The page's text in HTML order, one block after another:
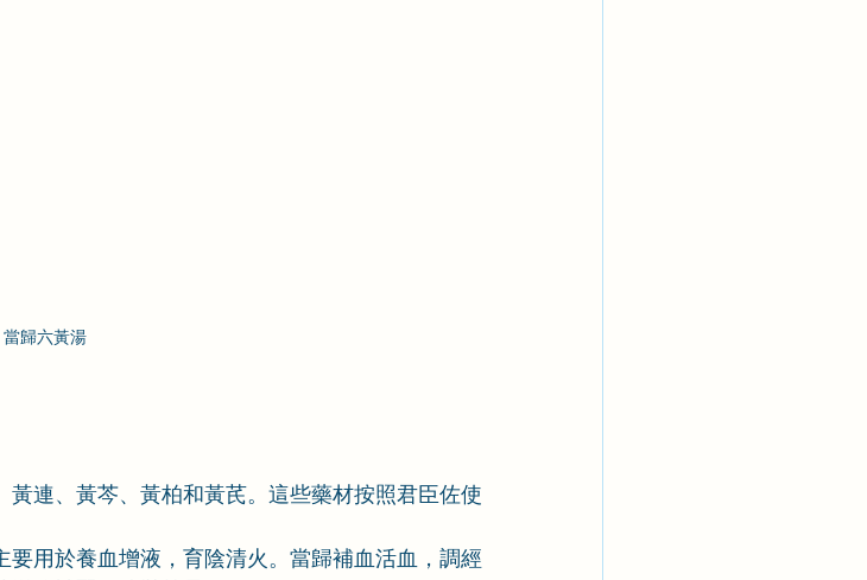
當歸六黃湯
連、黃芩、黃柏和黃芪。這些藥材按照君臣佐使
要用於養血增液，育陰清火。當歸補血活血，調經